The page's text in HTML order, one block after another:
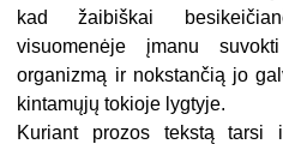
kad žaibiškai
visuomenėje įmanu
organizmą ir nokstančią jo
kintamųjų tokioje lygtyje.
Kuriant prozos tekstą tarsi